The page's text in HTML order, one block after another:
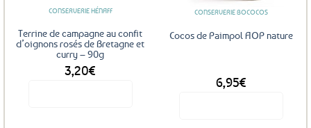
CONSERVERIE HÉNAFF
Terrine de campagne au confit
d’oignons rosés de Bretagne et
curry – 90g
3,20€
CONSERVERIE BOCOCOS
Cocos de Paimpol AOP nature
6,95€